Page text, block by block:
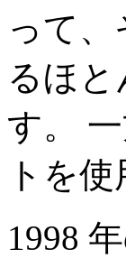
って
るほ
す。
トを
1998